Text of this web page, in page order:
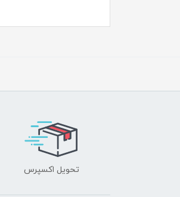
تحویل اکسپرس